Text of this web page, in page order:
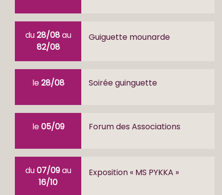
du28/08au
82/08
Guiguette mounarde
le28/08 Soirée guinguette
le05/09 Forum des Associations
du07/09au
16/10
Exposition « MS PYKKA »